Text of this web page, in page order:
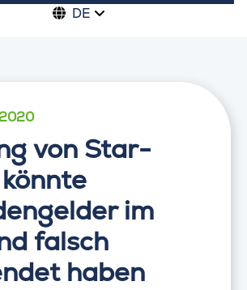
DE
von Star-
im
falsch
haben